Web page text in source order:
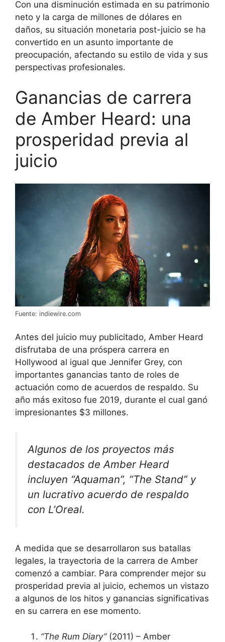
Con una disminución estimada en su patrimonio
neto y la carga de millones de dólares en
daños, su situación monetaria post-juicio se ha
convertido en un asunto importante de
preocupación, afectando su estilo de vida y sus
perspectivas profesionales.
Ganancias de carrera
de Amber Heard: una
prosperidad previa al
juicio
Fuente: indiewire.com
Antes del juicio muy publicitado, Amber Heard
disfrutaba de una próspera carrera en
Hollywood al igual que Jennifer Grey, con
importantes ganancias tanto de roles de
actuación como de acuerdos de respaldo. Su
año más exitoso fue 2019, durante el cual ganó
impresionantes $3 millones.
Algunos de los proyectos más
destacados de Amber Heard
incluyen “Aquaman”, “The Stand” y
un lucrativo acuerdo de respaldo
con L’Oreal.
A medida que se desarrollaron sus batallas
legales, la trayectoria de la carrera de Amber
comenzó a cambiar. Para comprender mejor su
prosperidad previa al juicio, echemos un vistazo
a algunos de los hitos y ganancias significativas
en su carrera en ese momento.
“The Rum Diary”(2011) – Amber